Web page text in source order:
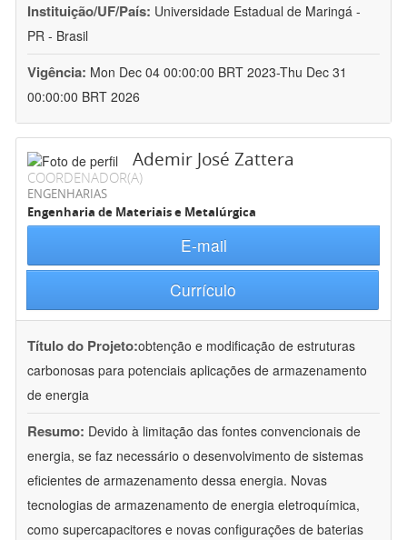
Instituição/UF/País: Universidade Estadual de Maringá -
PR - Brasil
Vigência: Mon Dec 04 00:00:00 BRT 2023-Thu Dec 31
00:00:00 BRT 2026
Ademir José Zattera
COORDENADOR(A)
ENGENHARIAS
Engenharia de Materiais e Metalúrgica
E-mail
Currículo
Título do Projeto:obtenção e modificação de estruturas
carbonosas para potenciais aplicações de armazenamento
de energia
Resumo: Devido à limitação das fontes convencionais de
energia, se faz necessário o desenvolvimento de sistemas
eficientes de armazenamento dessa energia. Novas
tecnologias de armazenamento de energia eletroquímica,
como supercapacitores e novas configurações de baterias